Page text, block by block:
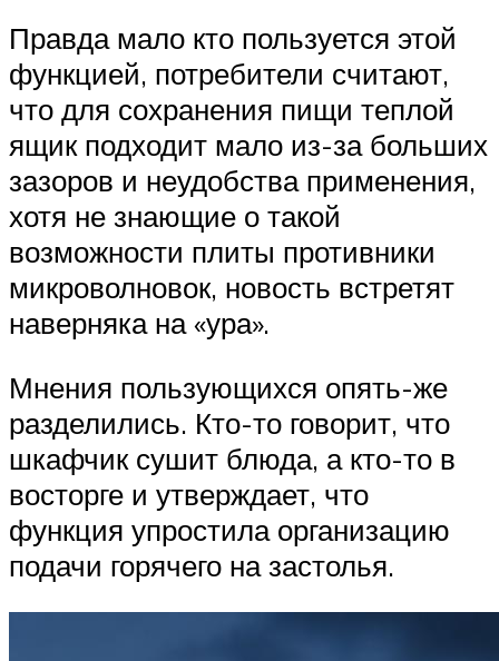
Правда мало кто пользуется этой
функцией, потребители считают,
что для сохранения пищи теплой
ящик подходит мало из-за больших
зазоров и неудобства применения,
хотя не знающие о такой
возможности плиты противники
микроволновок, новость встретят
наверняка на «ура».
Мнения пользующихся опять-же
разделились. Кто-то говорит, что
шкафчик сушит блюда, а кто-то в
восторге и утверждает, что
функция упростила организацию
подачи горячего на застолья.